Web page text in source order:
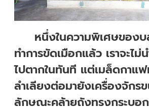
หนึ่งในความพิเศษของบ
ทำการขัดเมือกแล้ว เราจะไ
ไปตากในทันที แต่เมล็ดกาแ
ลำเลียงต่อมายังเครื่องจักร
ลักษณะคล้ายถังทรงกระบอ